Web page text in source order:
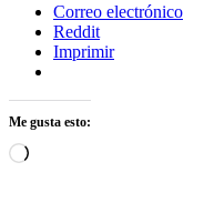
Correo electrónico
Reddit
Imprimir
Me gusta esto:
Cargando...